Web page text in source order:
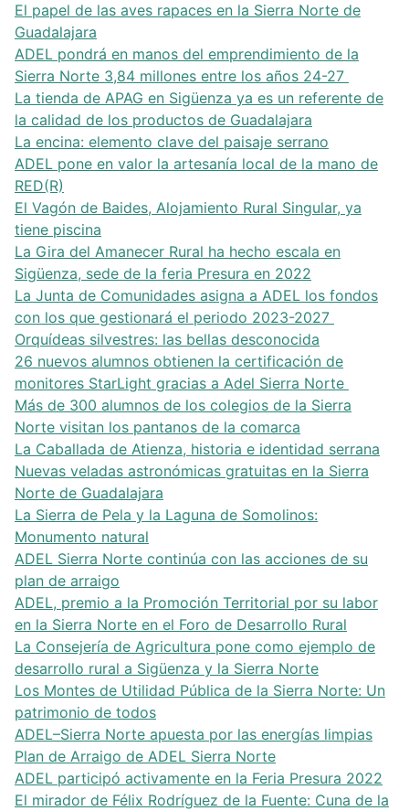
El papel de las aves rapaces en la Sierra Norte de
Guadalajara
ADEL pondrá en manos del emprendimiento de la
Sierra Norte 3,84 millones entre los años 24-27
La tienda de APAG en Sigüenza ya es un referente de
la calidad de los productos de Guadalajara
La encina: elemento clave del paisaje serrano
ADEL pone en valor la artesanía local de la mano de
RED(R)
El Vagón de Baides, Alojamiento Rural Singular, ya
tiene piscina
La Gira del Amanecer Rural ha hecho escala en
Sigüenza, sede de la feria Presura en 2022
La Junta de Comunidades asigna a ADEL los fondos
con los que gestionará el periodo 2023-2027
Orquídeas silvestres: las bellas desconocida
26 nuevos alumnos obtienen la certificación de
monitores StarLight gracias a Adel Sierra Norte
Más de 300 alumnos de los colegios de la Sierra
Norte visitan los pantanos de la comarca
La Caballada de Atienza, historia e identidad serrana
Nuevas veladas astronómicas gratuitas en la Sierra
Norte de Guadalajara
La Sierra de Pela y la Laguna de Somolinos:
Monumento natural
ADEL Sierra Norte continúa con las acciones de su
plan de arraigo
ADEL, premio a la Promoción Territorial por su labor
en la Sierra Norte en el Foro de Desarrollo Rural
La Consejería de Agricultura pone como ejemplo de
desarrollo rural a Sigüenza y la Sierra Norte
Los Montes de Utilidad Pública de la Sierra Norte: Un
patrimonio de todos
ADEL–Sierra Norte apuesta por las energías limpias
Plan de Arraigo de ADEL Sierra Norte
ADEL participó activamente en la Feria Presura 2022
El mirador de Félix Rodríguez de la Fuente: Cuna de la